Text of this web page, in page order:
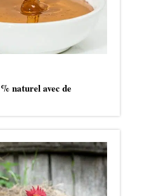
naturel avec de